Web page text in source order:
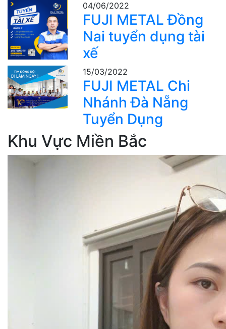
04/06/2022
FUJI METAL Đồng
Nai tuyển dụng tài
xế
15/03/2022
FUJI METAL Chi
Nhánh Đà Nẵng
Tuyển Dụng
Khu Vực Miền Bắc